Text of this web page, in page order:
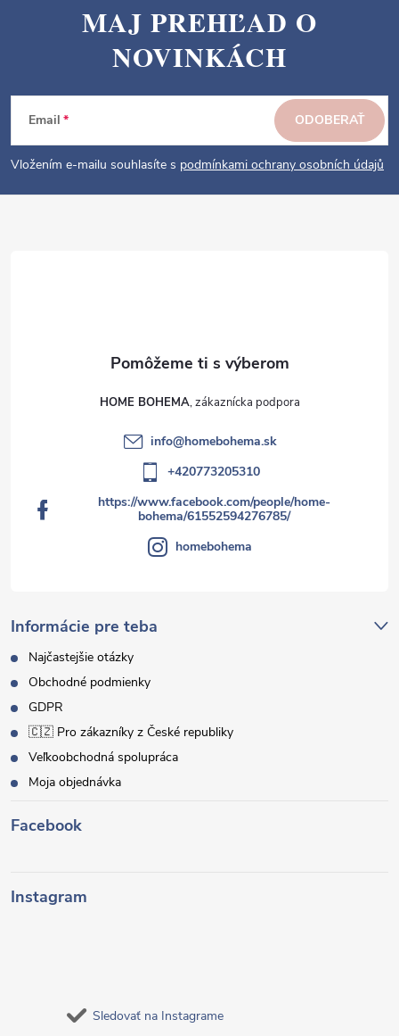
p
e
MAJ PREHĽAD O
NOVINKÁCH
Email
Vložením e-mailu souhlasíte s podmínkami ochrany osobních údajů
ODOBERAŤ
Informácie pre teba
Najčastejšie otázky
Obchodné podmienky
GDPR
🇨🇿 Pro zákazníky z České republiky
Veľkoobchodná spolupráca
Moja objednávka
HOME BOHEMA
info@homebohema.sk
+420773205310
https://www.facebook.com/people/home-
bohema/61552594276785/
homebohema
Facebook
Instagram
Sledovať na Instagrame